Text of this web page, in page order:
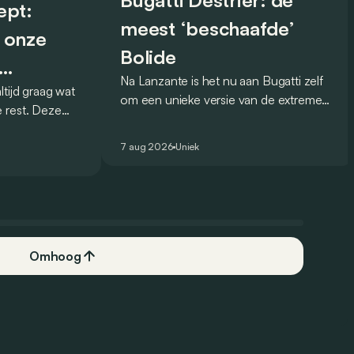
graag wat
rest. Deze
meest ‘beschaafde’
Bolide
Na Lanzante is het nu aan Bugatti zelf
om een unieke versie van de extreme
openbare weg.
7 aug 2026 Uniek
Omhoog